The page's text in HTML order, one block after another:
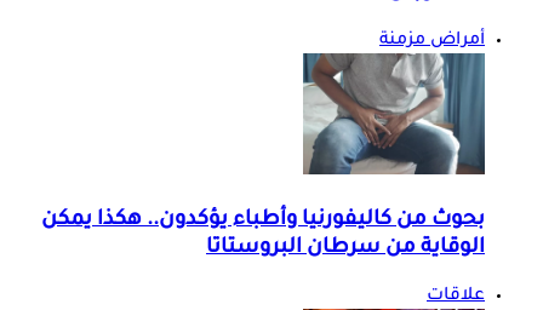
أمراض مزمنة
بحوث من كاليفورنيا وأطباء يؤكدون.. هكذا يمكن
الوقاية من سرطان البروستاتا
علاقات